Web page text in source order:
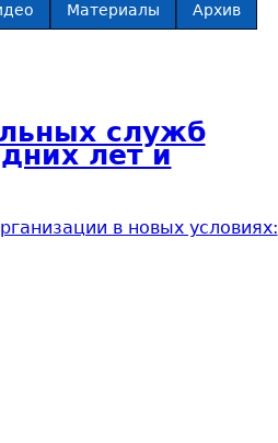
Материалы Архив
служб
лет и
в новых условиях: